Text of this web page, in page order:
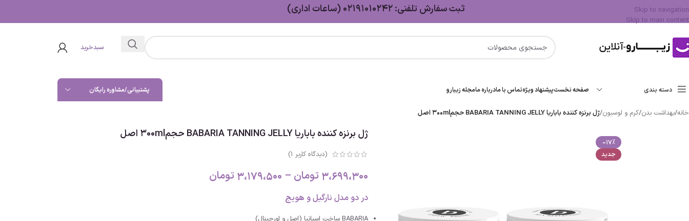
Skip to navigation
Skip to main content
ثبت سفارش تلفنی: 02191010242 (ساعات اداری)
سبدخرید
دسته بندی صفحه نخستپیشنهاد ویژهتماس با مادرباره مامجله زیبارو پشتیبانی/مشاوره رایگان
خانه/بهداشت بدن/کرم و لوسیون/ژل برنزه کننده باباریا BABARIA TANNING JELLY حجم300ml اصل
-17%
جدید
ژل برنزه کننده باباریا BABARIA TANNING JELLY حجم300ml اصل
(دیدگاه کاربر 1
)
3،699،300 تومان – 3،179،500 تومان
در دو مدل نارگیل و هویج